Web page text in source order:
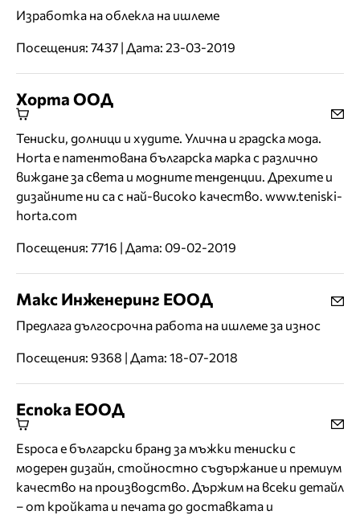
Изработка на облекла на ишлеме
Посещения: 7437 | Дата: 23-03-2019
Хорта ООД
Тениски, долници и худите. Улична и градска мода.
Horta е патентована българска марка с различно
виждане за света и модните тенденции. Дрехите и
дизайните ни са с най-високо качество. www.teniski-
horta.com
Посещения: 7716 | Дата: 09-02-2019
Макс Инженеринг ЕООД
Предлага дългосрочна работа на ишлеме за износ
Посещения: 9368 | Дата: 18-07-2018
Еспока ЕООД
Espoca е български бранд за мъжки тениски с
модерен дизайн, стойностно съдържание и премиум
качество на производство. Държим на всеки детайл
– от кройката и печата до доставката и